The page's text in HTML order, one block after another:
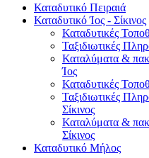
Καταδυτικό Πειραιά
Καταδυτικό Ίος - Σίκινος
Καταδυτικές
Ταξιδιωτικές
Καταλύματα &
Ίος
Καταδυτικές
Ταξιδιωτικές
Σίκινος
Καταλύματα &
Σίκινος
Καταδυτικό Μήλος